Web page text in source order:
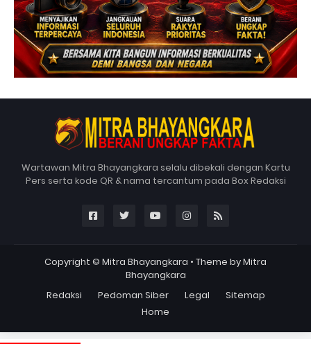
Wartawan Mitra Bhayangkara selalu dibekali dengan Kartu
Pers serta kode QR & nama tercantum pada Box Redaksi
Copyright © Mitra Bhayangkara • Theme byMitra
Bhayangkara
Redaksi
Pedoman Siber Legal
Sitemap
Home